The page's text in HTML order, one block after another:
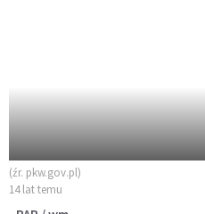
(źr. pkw.gov.pl)
14 lat temu